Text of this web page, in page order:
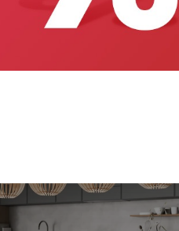
3-lamppuinen,